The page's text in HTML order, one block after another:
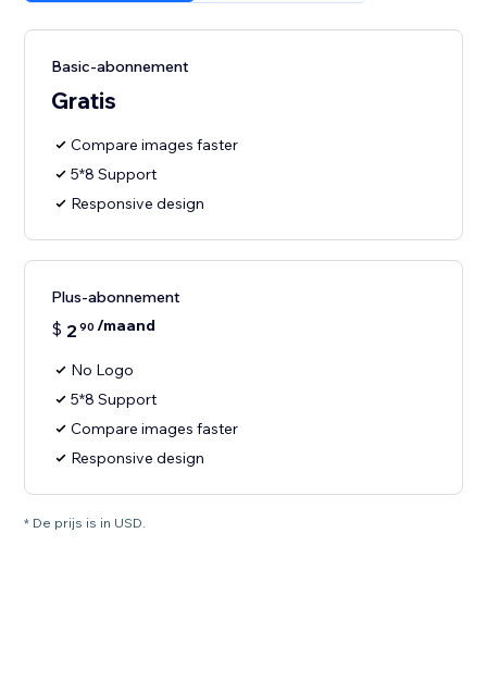
Basic-abonnement
Gratis
Compare images faster
5*8 Support
Responsive design
Plus-abonnement
$ 2 90 /maand
No Logo
5*8 Support
Compare images faster
Responsive design
* De prijs is in USD.